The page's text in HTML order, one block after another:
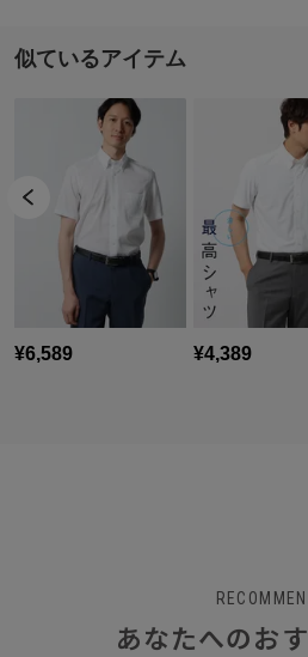
あなたへのお